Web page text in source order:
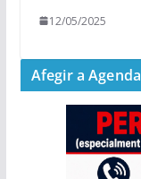
12/05/2025
Afegir a Agenda